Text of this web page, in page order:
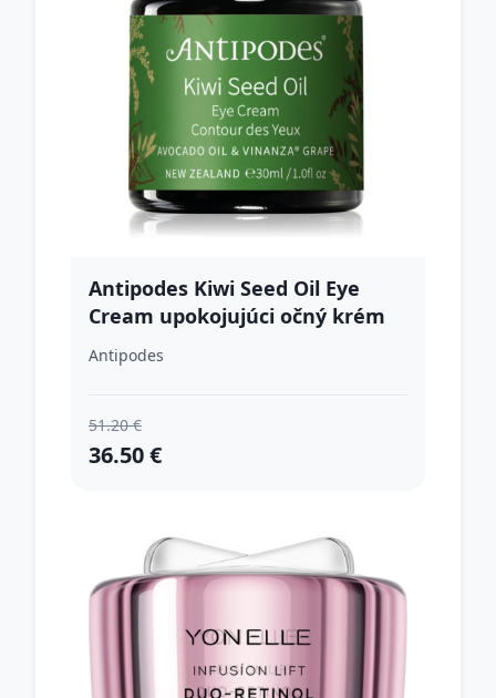
Antipodes Kiwi Seed Oil Eye
Cream upokojujúci očný krém
30 ml
Antipodes
51.20 €
36.50 €